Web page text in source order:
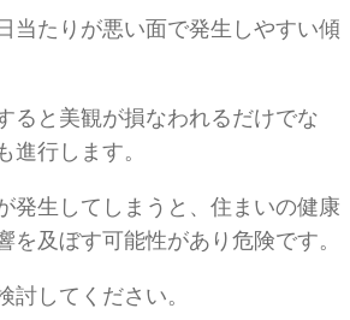
当たりが悪い面で発生しやすい傾
ると美観が損なわれるだけでな
進行します。
発生してしまうと、住まいの健康
を及ぼす可能性があり危険です。
討してください。